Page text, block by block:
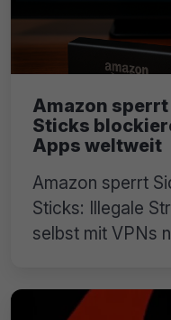
Amazon
Sticks
Apps weltweit
Amazon sperrt
Sticks: Illegale
selbst mit VPNs